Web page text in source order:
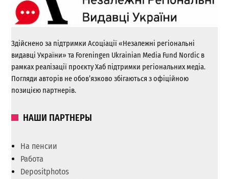
Здійснено за підтримки Асоціації «Незалежні регіональні
видавці України» та Foreningen Ukrainian Media Fund Nordic в
рамках реалізації проєкту Хаб підтримки регіональних медіа.
Погляди авторів не обов’язково збігаються з офіційною
позицією партнерів.
НАШИ ПАРТНЕРЫ
На пенсии
Работа
Depositphotos